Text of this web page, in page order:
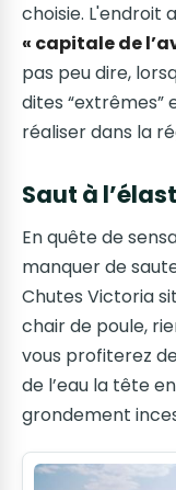
choisie. L'endroit
« capitale de
pas peu dire,
dites “extrêmes”
réaliser dans la
Saut à
En quête de
manquer de
Chutes Victoria
chair de poule,
vous profiterez
de l’eau la tête
grondement